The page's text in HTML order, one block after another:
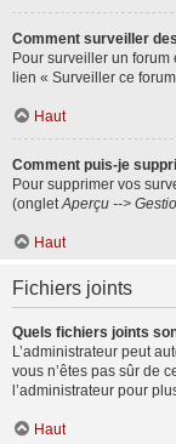
Comment surveiller
Pour surveiller un
lien « Surveiller ce
Haut
Comment puis-je
Pour supprimer vos
(ongletAperçu -->
Haut
Fichiers joints
Quels fichiers joints
L’administrateur peut
vous n’êtes pas sûr de
l’administrateur pour
Haut